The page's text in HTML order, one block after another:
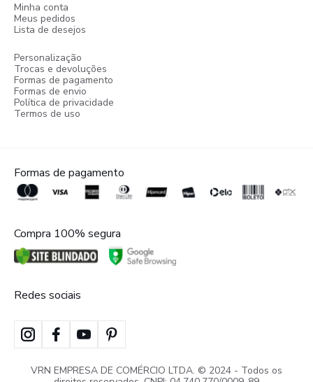
Minha conta
Meus pedidos
Lista de desejos
Personalização
Trocas e devoluções
Formas de pagamento
Formas de envio
Política de privacidade
Termos de uso
Formas de pagamento
Compra 100% segura
Redes sociais
VRN EMPRESA DE COMÉRCIO LTDA. © 2024 - Todos os